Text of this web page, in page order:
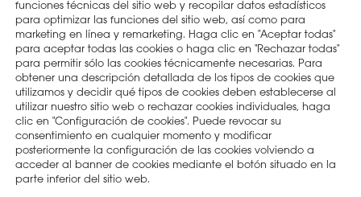
Hisense Global ESPAÑA
2026 © Copyright Hisense
Política de privacidad
Términos de uso
Política de cookies
funciones técnicas del sitio web y recopilar datos estadísticos
para optimizar las funciones del sitio web, así como para
marketing en línea y remarketing. Haga clic en "Aceptar todas"
para aceptar todas las cookies o haga clic en "Rechazar todas"
para permitir sólo las cookies técnicamente necesarias. Para
obtener una descripción detallada de los tipos de cookies que
utilizamos y decidir qué tipos de cookies deben establecerse al
utilizar nuestro sitio web o rechazar cookies individuales, haga
clic en "Configuración de cookies". Puede revocar su
consentimiento en cualquier momento y modificar
posteriormente la configuración de las cookies volviendo a
acceder al banner de cookies mediante el botón situado en la
parte inferior del sitio web.